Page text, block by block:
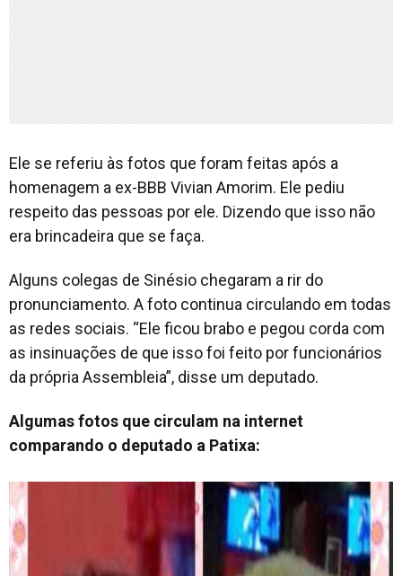
Ele se referiu às fotos que foram feitas após a
homenagem a ex-BBB Vivian Amorim. Ele pediu
respeito das pessoas por ele. Dizendo que isso não
era brincadeira que se faça.
Alguns colegas de Sinésio chegaram a rir do
pronunciamento. A foto continua circulando em todas
as redes sociais. “Ele ficou brabo e pegou corda com
as insinuações de que isso foi feito por funcionários
da própria Assembleia”, disse um deputado.
Algumas fotos que circulam na internet
comparando o deputado a Patixa: